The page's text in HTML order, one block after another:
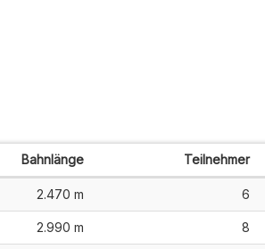
Bahnlänge Teilnehmer
2.470 m 6
2.990 m 8